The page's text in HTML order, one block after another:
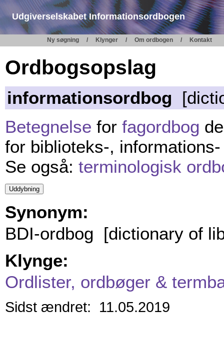
Udgiverselskabet Informationsordbogen
Ny søgning Klynger Om ordbogen Kontakt
Ordbogsopslag
informationsordbog
Betegnelse for fagordbog
for biblioteks-,
Se også: terminologisk
Synonym:
BDI-ordbog [dictionary of
Klynge:
Ordlister, ordbøger &
Sidst ændret: 11.05.2019